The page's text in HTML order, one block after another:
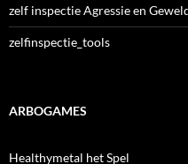
zelf inspectie Agressie en
zelfinspectie_tools
ARBOGAMES
Healthymetal het Spel